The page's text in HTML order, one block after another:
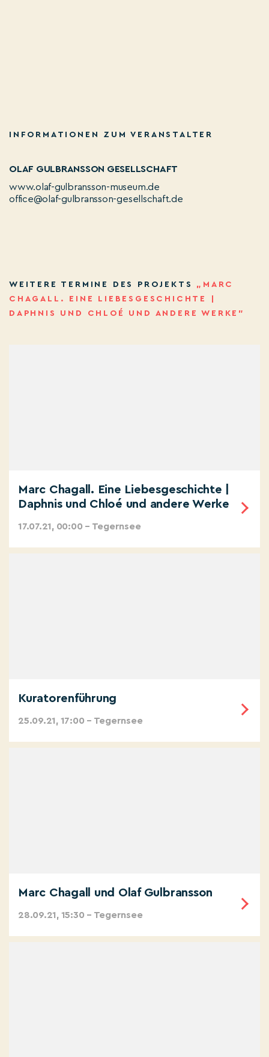
INFORMATIONEN ZUM VERANSTALTER
OLAF GULBRANSSON GESELLSCHAFT
www.olaf-gulbransson-museum.de
office@olaf-gulbransson-gesellschaft.de
WEITERE TERMINE DES PROJEKTS „MARC
CHAGALL. EINE LIEBESGESCHICHTE |
DAPHNIS UND CHLOÉ UND ANDERE WERKE”
Marc Chagall. Eine Liebesgeschichte |
Daphnis und Chloé und andere Werke
17.07.21, 00:00 – Tegernsee
Kuratorenführung
25.09.21, 17:00 – Tegernsee
Marc Chagall und Olaf Gulbransson
28.09.21, 15:30 – Tegernsee